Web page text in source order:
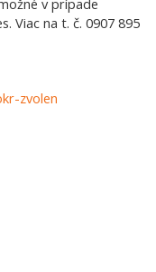
v prípade
Viac na t. č. 0907 895
zvolen